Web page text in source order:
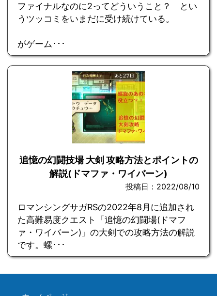
ファイナルなのに2ってどういうこと？ とい
うツッコミをいまだに受け続けている。
がゲーム･･･
追憶の幻闘技場 大剣 攻略方法とポイントの
解説(ドマファ・ワイバーン)
投稿日：2022/08/10
ロマンシングサガRSの2022年8月に追加され
た高難易度クエスト「追憶の幻闘場(ドマフ
ァ・ワイバーン)」の大剣での攻略方法の解説
です。螺･･･